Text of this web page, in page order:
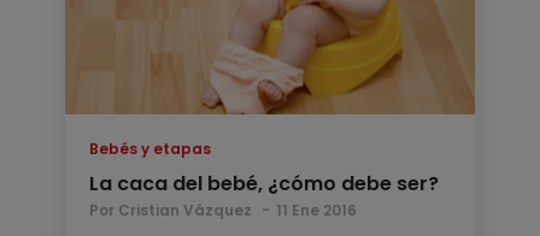
Bebés y etapas
La caca del bebé, ¿cómo debe ser?
Por Cristian Vázquez 11 Ene 2016